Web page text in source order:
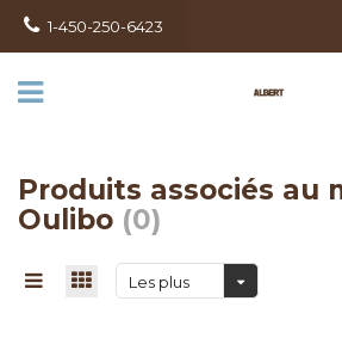
1-450-250-6423
Produits associés au
Oulibo (0)
Les plus